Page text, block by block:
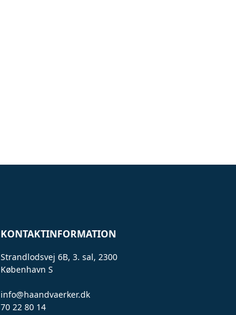
KONTAKTINFORMATION
Strandlodsvej 6B, 3. sal, 2300
København S
info@haandvaerker.dk
70 22 80 14